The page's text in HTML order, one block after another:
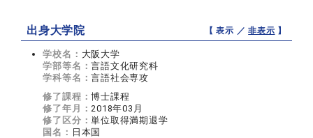
出身大学院 【 表示 ／非表示 】
学校名： 大阪大学
学部等名：言語文化研究科
学科等名：言語社会専攻
修了課程：博士課程
修了年月：2018年03月
修了区分：単位取得満期退学
国名： 日本国